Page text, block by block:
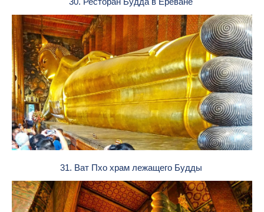
31. Ват Пхо храм лежащего Будды